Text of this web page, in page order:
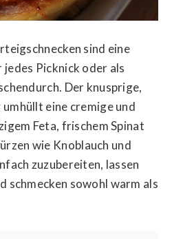
sind eine
Picknick oder als
Der knusprige,
eine cremige und
Feta, frischem Spinat
wie Knoblauch und
zuzubereiten, lassen
schmecken sowohl warm als